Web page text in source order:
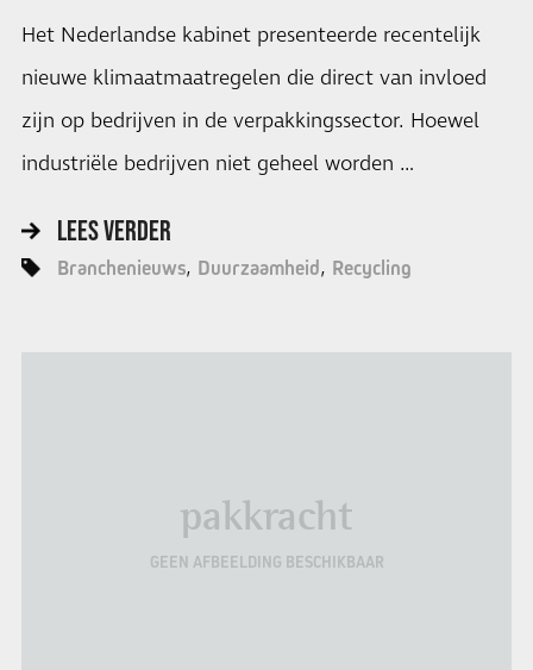
Het Nederlandse kabinet presenteerde recentelijk
nieuwe klimaatmaatregelen die direct van invloed
zijn op bedrijven in de verpakkingssector. Hoewel
industriële bedrijven niet geheel worden …
LEES VERDER
Branchenieuws Duurzaamheid Recycling
pakkracht
GEEN AFBEELDING BESCHIKBAAR